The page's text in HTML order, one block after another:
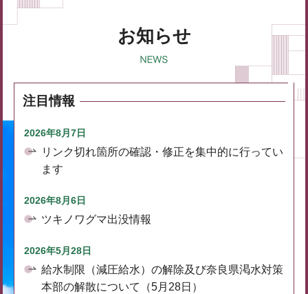
お知らせ
注目情報
2026年8月7日
リンク切れ箇所の確認・修正を集中的に行ってい
ます
2026年8月6日
ツキノワグマ出没情報
2026年5月28日
給水制限（減圧給水）の解除及び奈良県渇水対策
本部の解散について（5月28日）